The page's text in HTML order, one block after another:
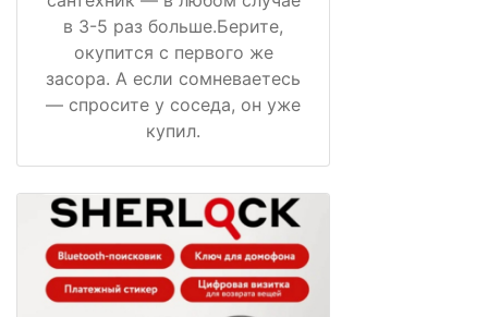
в 3-5 раз больше.Берите,
окупится с первого же
засора. А если сомневаетесь
— спросите у соседа, он уже
купил.